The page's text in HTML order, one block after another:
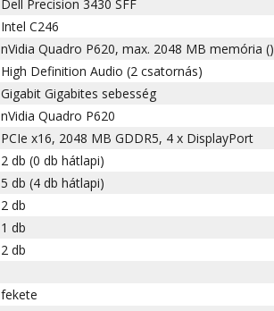
Dell Precision 3430 SFF
Intel C246
nVidia Quadro P620, max. 2048 MB memória ()
High Definition Audio (2 csatornás)
Gigabit Gigabites sebesség
nVidia Quadro P620
PCIe x16, 2048 MB GDDR5, 4 x DisplayPort
2 db (0 db hátlapi)
5 db (4 db hátlapi)
2 db
1 db
2 db
fekete